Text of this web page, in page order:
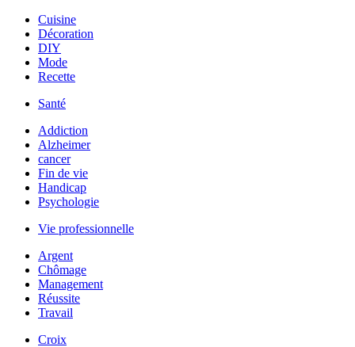
Cuisine
Décoration
DIY
Mode
Recette
Santé
Addiction
Alzheimer
cancer
Fin de vie
Handicap
Psychologie
Vie professionnelle
Argent
Chômage
Management
Réussite
Travail
Croix